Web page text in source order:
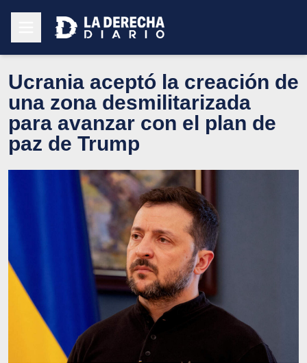
Ucrania aceptó la creación de
una zona desmilitarizada
para avanzar con el plan de
paz de Trump